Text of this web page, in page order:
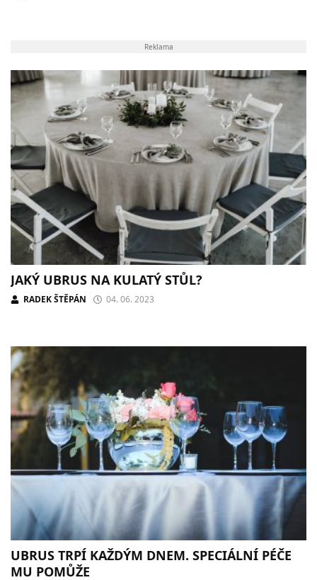
Reklama
JAKÝ UBRUS NA KULATÝ STŮL?
RADEK ŠTĚPÁN 04. 06. 2023
UBRUS TRPÍ KAŽDÝM DNEM. SPECIÁLNÍ PÉČE
MU POMŮŽE